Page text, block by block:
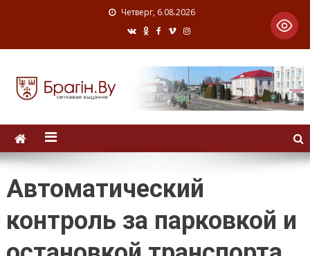
Четверг, 6.08.2026
Автоматический
контроль за парковкой и